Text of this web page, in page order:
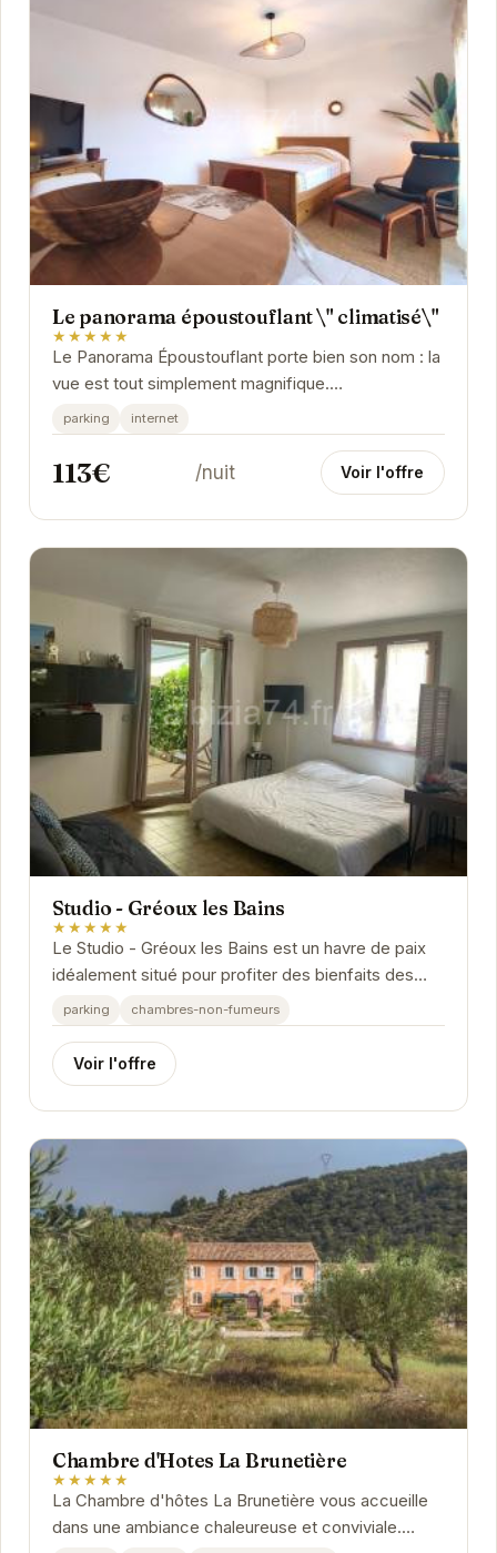
Le panorama époustouflant \" climatisé\"
★★★★★
Le Panorama Époustouflant porte bien son nom : la
vue est tout simplement magnifique.
L'appartement est climatisé, un véritable atout pour
les...
parking internet
113€ /nuit Voir l'offre
Studio - Gréoux les Bains
★★★★★
Le Studio - Gréoux les Bains est un havre de paix
idéalement situé pour profiter des bienfaits des
thermes et du charme de la Provence. Son...
parking chambres-non-fumeurs
Voir l'offre
Chambre d'Hotes La Brunetière
★★★★★
La Chambre d'hôtes La Brunetière vous accueille
dans une ambiance chaleureuse et conviviale.